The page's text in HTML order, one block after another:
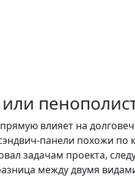
влияет на
панели похожи по
задачам проекта,
между двумя